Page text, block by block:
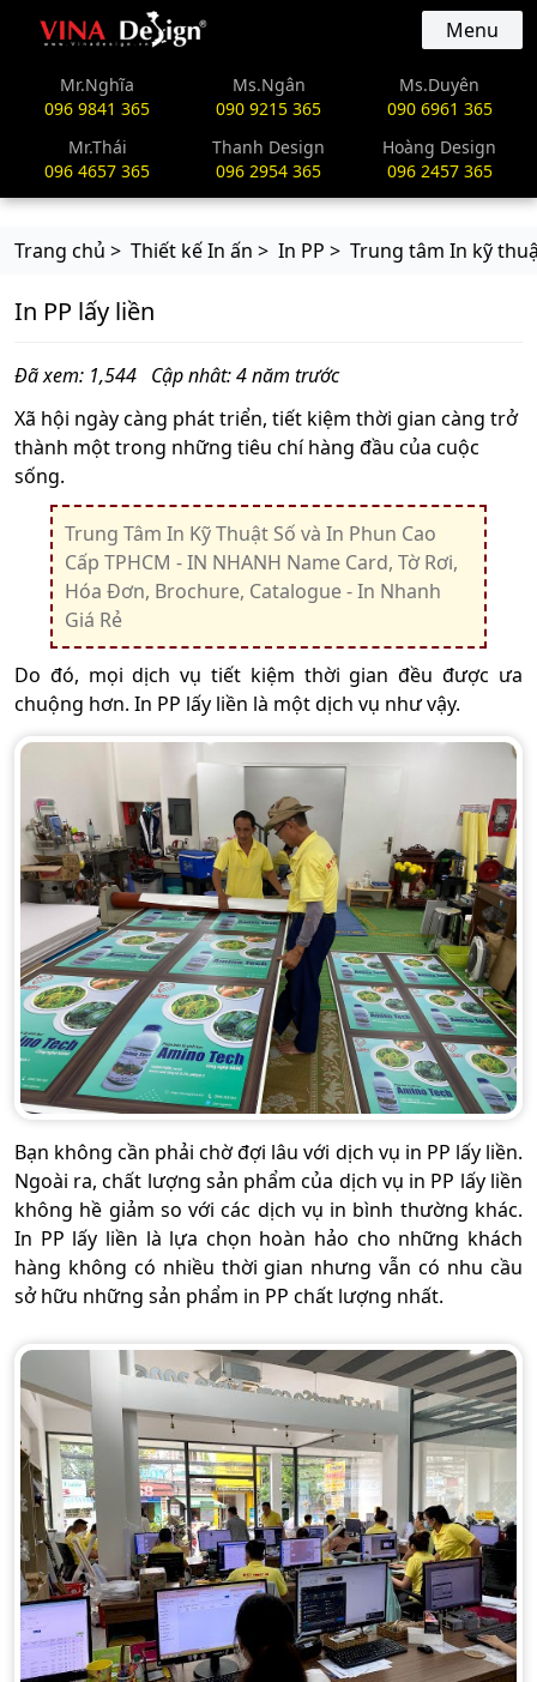
vinadesign.vn Menu
Mr.Nghĩa
096 9841 365
Ms.Ngân
090 9215 365
Ms.Duyên
090 6961 365
Mr.Thái
096 4657 365
Thanh Design
096 2954 365
Hoàng Design
096 2457 365
Trang chủ > Thiết kế In ấn > In PP > Trung tâm In kỹ
In PP lấy liền
Đã xem: 1,544 Cập nhât: 4 năm trước
Xã hội ngày càng phát triển, tiết kiệm thời gian càng trở
thành một trong những tiêu chí hàng đầu của cuộc
sống.
Trung Tâm In Kỹ Thuật Số và In Phun Cao
Cấp TPHCM - IN NHANH Name Card, Tờ Rơi,
Hóa Đơn, Brochure, Catalogue - In Nhanh
Giá Rẻ
Do đó, mọi dịch vụ tiết kiệm thời gian đều được ưa
chuộng hơn. In PP lấy liền là một dịch vụ như vậy.
Bạn không cần phải chờ đợi lâu với dịch vụ in PP lấy liền.
Ngoài ra, chất lượng sản phẩm của dịch vụ in PP lấy liền
không hề giảm so với các dịch vụ in bình thường khác.
In PP lấy liền là lựa chọn hoàn hảo cho những khách
hàng không có nhiều thời gian nhưng vẫn có nhu cầu
sở hữu những sản phẩm in PP chất lượng nhất.